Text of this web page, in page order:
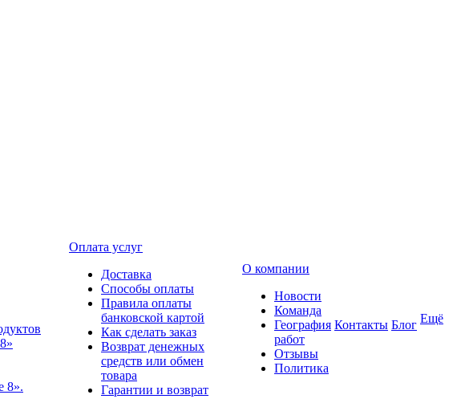
8».
Оплата услуг
Доставка
Способы оплаты
Правила оплаты
банковской картой
Как сделать заказ
Возврат денежных
средств или обмен
товара
Гарантии и возврат
О компании
Новости
Команда
География
работ
Отзывы
Политика
Контакты Блог Ещё